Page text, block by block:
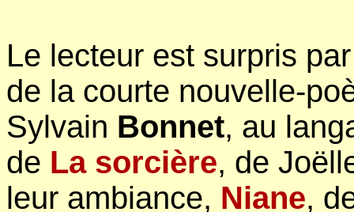
Le lecteur est surpris
de la courte nouvelle-
Sylvain Bonnet, au
de La sorcière, de
leur ambiance, Niane,